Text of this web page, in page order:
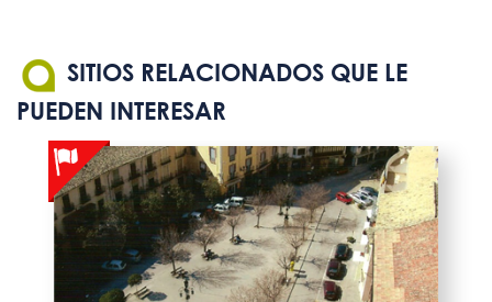
SITIOS RELACIONADOS QUE LE
PUEDEN INTERESAR